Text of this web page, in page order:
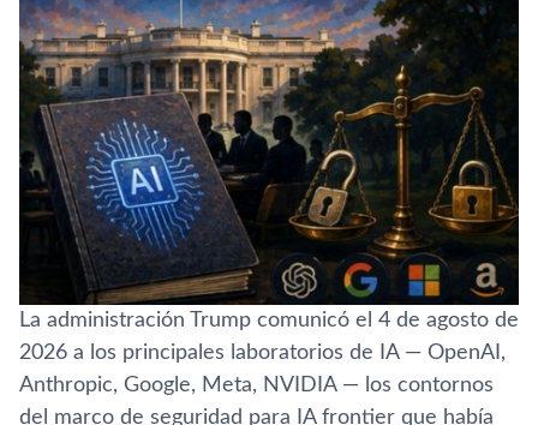
La administración Trump comunicó el 4 de agosto de
2026 a los principales laboratorios de IA — OpenAI,
Anthropic, Google, Meta, NVIDIA — los contornos
del marco de seguridad para IA frontier que había